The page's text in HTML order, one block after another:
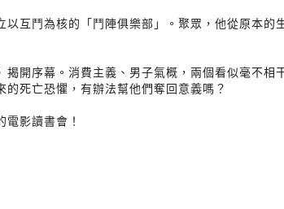
互鬥為核的「鬥陣俱樂部」。聚眾，他從原本
開序幕。消費主義、男子氣概，兩個看似毫不
死亡恐懼，有辦法幫他們奪回意義嗎？
影讀書會！